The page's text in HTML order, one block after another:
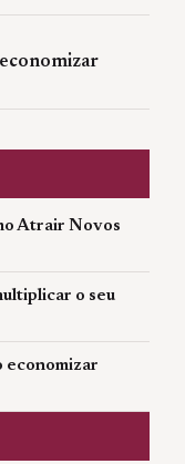
Atrair Novos
o seu
economizar